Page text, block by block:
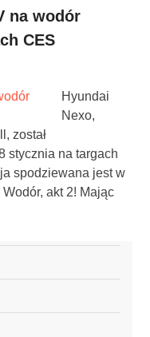
na wodór
CES
Hyundai
Nexo,
został
stycznia na targach
spodziewana jest w
akt 2! Mając